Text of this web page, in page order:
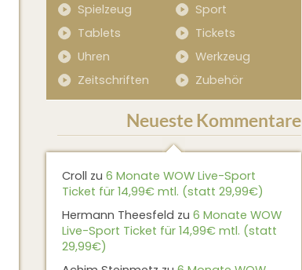
Spielzeug
Sport
Tablets
Tickets
Uhren
Werkzeug
Zeitschriften
Zubehör
Neueste Kommentare
Croll zu 6 Monate WOW Live-Sport
Ticket für 14,99€ mtl. (statt 29,99€)
Hermann Theesfeld zu 6 Monate WOW
Live-Sport Ticket für 14,99€ mtl. (statt
29,99€)